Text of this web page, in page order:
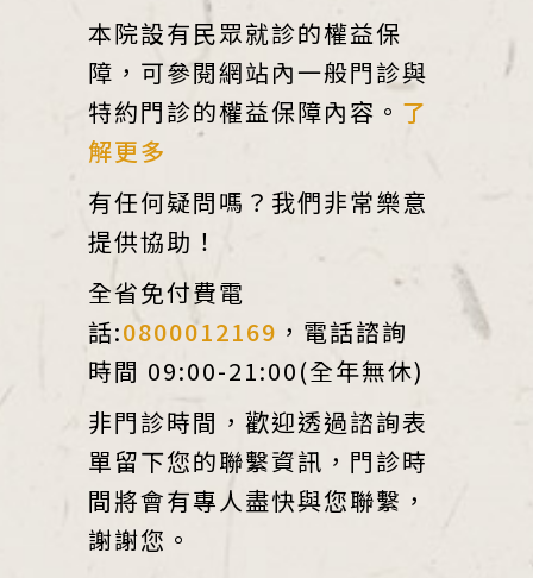
本院設有民眾就診的權益保
障，可參閱網站內一般門診與
特約門診的權益保障內容。 了
解更多
有任何疑問嗎？我們非常樂意
提供協助！
全省免付費電
話:0800012169 ，電話諮詢
時間 09:00-21:00(全年無休)
非門診時間，歡迎透過諮詢表
單留下您的聯繫資訊，門診時
間將會有專人盡快與您聯繫，
謝謝您。